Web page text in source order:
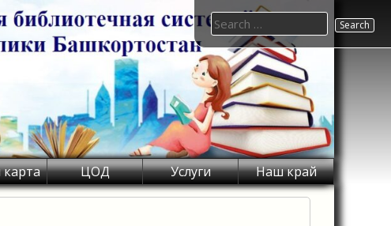
ЦОД Услуги Наш край
Search
for: